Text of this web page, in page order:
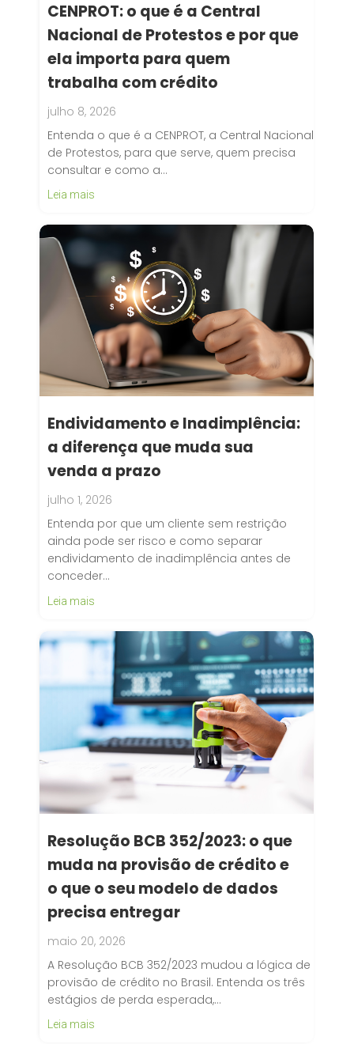
CENPROT: o que é a Central
Nacional de Protestos e por que
ela importa para quem
trabalha com crédito
julho 8, 2026
Entenda o que é a CENPROT, a Central Nacional
de Protestos, para que serve, quem precisa
consultar e como a…
Leia mais
Endividamento e Inadimplência:
a diferença que muda sua
venda a prazo
julho 1, 2026
Entenda por que um cliente sem restrição
ainda pode ser risco e como separar
endividamento de inadimplência antes de
conceder…
Leia mais
Resolução BCB 352/2023: o que
muda na provisão de crédito e
o que o seu modelo de dados
precisa entregar
maio 20, 2026
A Resolução BCB 352/2023 mudou a lógica de
provisão de crédito no Brasil. Entenda os três
estágios de perda esperada,…
Leia mais